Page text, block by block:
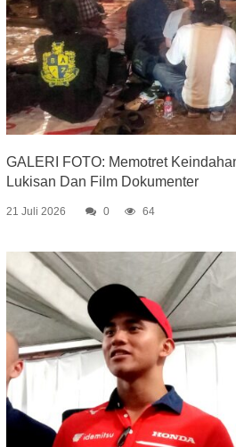
GALERI FOTO: Memotret
Lukisan Dan Film Dokumenter
21 Juli 2026 0 64